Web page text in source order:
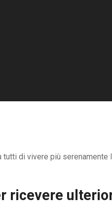
di vivere più
ricevere